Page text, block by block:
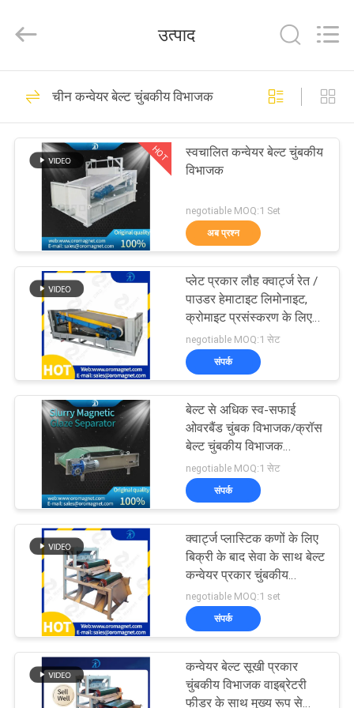
उत्पादों
कारखाना
भ्रमण
गुणवत्ता
नियंत्रण
समाचार
और
मामलों
साइटमैप
Reserved.
चुंबकीय विभाजक मशीन
158
चुंबकीय पृथक्करण
उपकरण
95
उच्च ग्रेडियंट मैग्नेटिक
सेपरेटर
99
विद्युतचुंबकीय विभाजक
उत्पाद
चीन कन्वेयर बेल्ट चुंबकीय विभाजक
HOT
स्वचालित कन्वेयर बेल्ट चुंबकीय
विभाजक
negotiable MOQ:1 Set
अब प्रश्न
प्लेट प्रकार लौह क्वार्ट्ज रेत /
पाउडर हेमाटाइट लिमोनाइट,
क्रोमाइट प्रसंस्करण के लिए
स्थायी चुंबकीय पृथक्करण
उपकरण
negotiable MOQ:1 सेट
संपर्क
बेल्ट से अधिक स्व-सफाई
ओवरबैंड चुंबक विभाजक/क्रॉस
बेल्ट चुंबकीय विभाजक
प्लास्टिक कणों के लिए उपयुक्त
negotiable MOQ:1 सेट
संपर्क
क्वार्ट्ज प्लास्टिक कणों के लिए
बिक्री के बाद सेवा के साथ बेल्ट
कन्वेयर प्रकार चुंबकीय
विभाजक
negotiable MOQ:1 set
संपर्क
कन्वेयर बेल्ट सूखी प्रकार
चुंबकीय विभाजक वाइब्रेटरी
फीडर के साथ मुख्य रूप से